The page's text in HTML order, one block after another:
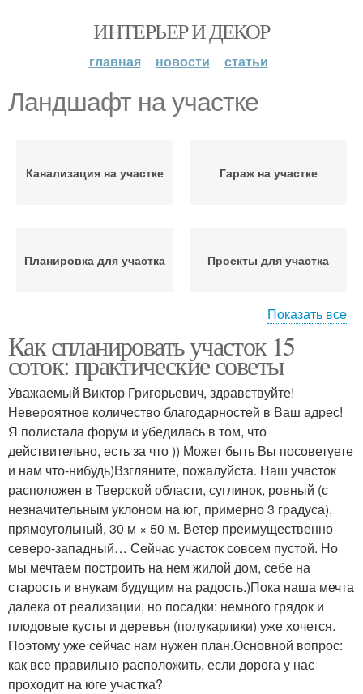
ИНТЕРЬЕР И ДЕКОР
главная новости статьи
Ландшафт на участке
Канализация на участке Гараж на участке
Планировка для участка Проекты для участка
Красивый ландшафт
Участок в ландшафтном
дизайне
Дачный участок
Участок в московской
области
Полив на участке
Показать все
Как спланировать участок 15
соток: практические советы
Уважаемый Виктор Григорьевич, здравствуйте!
Невероятное количество благодарностей в Ваш адрес!
Я полистала форум и убедилась в том, что
действительно, есть за что )) Может быть Вы посоветуете
и нам что-нибудь)Взгляните, пожалуйста. Наш участок
расположен в Тверской области, суглинок, ровный (с
незначительным уклоном на юг, примерно 3 градуса),
прямоугольный, 30 м × 50 м. Ветер преимущественно
северо-западный… Сейчас участок совсем пустой. Но
мы мечтаем построить на нем жилой дом, себе на
старость и внукам будущим на радость.)Пока наша мечта
далека от реализации, но посадки: немного грядок и
плодовые кусты и деревья (полукарлики) уже хочется.
Поэтому уже сейчас нам нужен план.Основной вопрос:
как все правильно расположить, если дорога у нас
проходит на юге участка?